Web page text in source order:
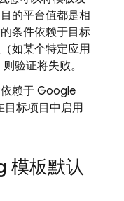
的平台值都是相
条件依赖于目标
如某个特定应用
验证将失败。
赖于 Google
目标项目中启用
模板默认